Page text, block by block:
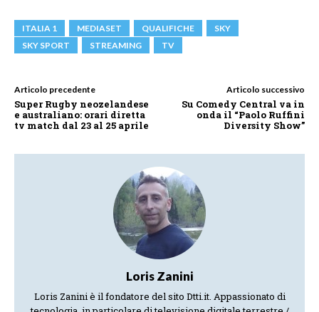
ITALIA 1 MEDIASET QUALIFICHE
SKY
SKY SPORT
STREAMING TV
Articolo precedente
Super Rugby neozelandese
e australiano: orari diretta
tv match dal 23 al 25 aprile
Articolo successivo
Su Comedy Central va in
onda il “Paolo Ruffini
Diversity Show”
Loris Zanini
Loris Zanini è il fondatore del sito Dtti.it. Appassionato di